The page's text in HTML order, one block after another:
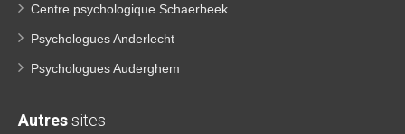
Centre psychologique Schaerbeek
Psychologues Anderlecht
Psychologues Auderghem
Autressites